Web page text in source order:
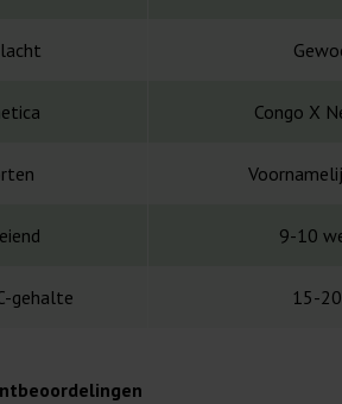
Congo X
9-10
gehalte 15-